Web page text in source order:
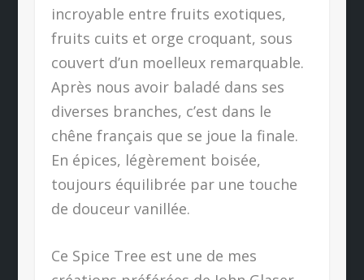
incroyable entre fruits exotiques,
fruits cuits et orge croquant, sous
couvert d’un moelleux remarquable.
Après nous avoir baladé dans ses
diverses branches, c’est dans le
chêne français que se joue la finale.
En épices, légèrement boisée,
toujours équilibrée par une touche
de douceur vanillée.
Ce Spice Tree est une de mes